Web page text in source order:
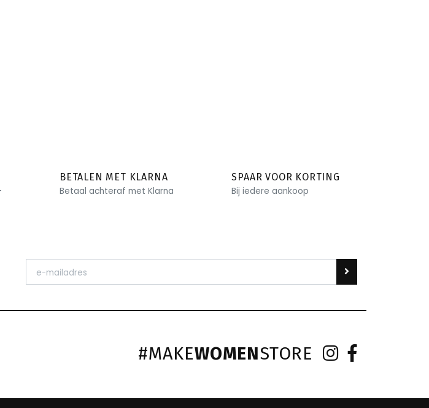
BETALEN MET KLARNA
Betaal achteraf met Klarna
SPAAR VOOR KORTING
Bij iedere aankoop
#MAKEWOMENSTORE